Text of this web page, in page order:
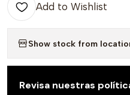
Add to Wishlist
Show stock from
Revisa nuestras